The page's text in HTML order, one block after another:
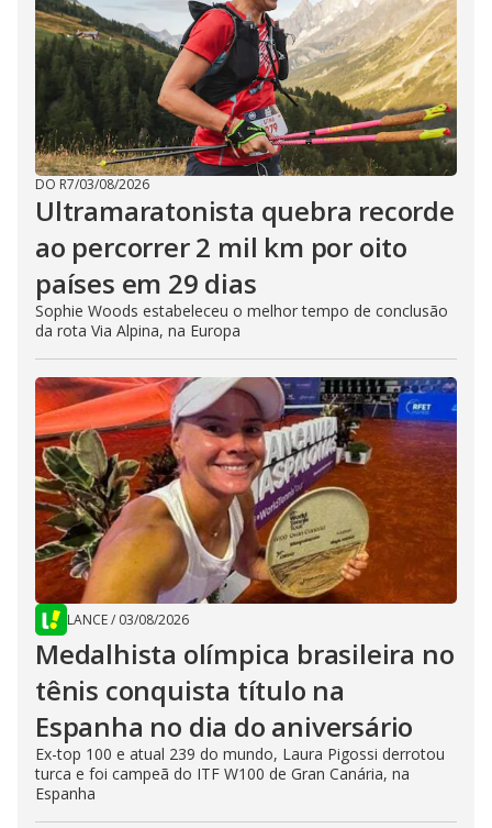
DO R7/03/08/2026
Ultramaratonista quebra recorde
ao percorrer 2 mil km por oito
países em 29 dias
Sophie Woods estabeleceu o melhor tempo de conclusão
da rota Via Alpina, na Europa
LANCE/ 03/08/2026
Medalhista olímpica brasileira no
tênis conquista título na
Espanha no dia do aniversário
Ex-top 100 e atual 239 do mundo, Laura Pigossi derrotou
turca e foi campeã do ITF W100 de Gran Canária, na
Espanha